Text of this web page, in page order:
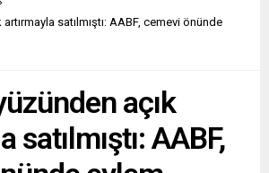
satılmıştı: AABF, cemevi önünde
açık
satılmıştı: AABF,